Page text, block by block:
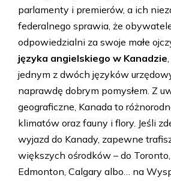
parlamenty i premierów, a ich
federalnego sprawia, że
odpowiedzialni za swoje małe
języka angielskiego w Kanadzie
jednym z dwóch języków
naprawdę dobrym pomysłem. Z
geograficzne, Kanada to
klimatów oraz fauny i flory. Jeśli
wyjazd do Kanady, zapewne
większych ośrodków – do Toronto,
Edmonton, Calgary albo… na